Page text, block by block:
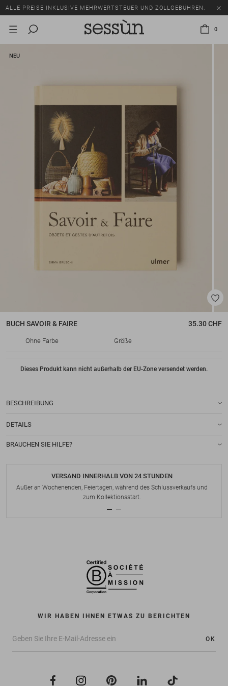
ALLE PREISE INKLUSIVE MEHRWERTSTEUER UND ZOLLGEBÜHREN.
SALE: BIS ZU -50% AUF EINE AUSWAHL AN ARTIKELN.
0
NEU
BUCH SAVOIR & FAIRE 35.30 CHF
Ohne Farbe Größe
Dieses Produkt kann nicht außerhalb der EU-Zone versendet werden.
BESCHREIBUNG
DETAILS
BRAUCHEN SIE HILFE?
VERSAND INNERHALB VON 24 STUNDEN
Außer an Wochenenden, Feiertagen, während des Schlussverkaufs und
zum Kollektionsstart.
WIR HABEN IHNEN ETWAS ZU BERICHTEN
OK